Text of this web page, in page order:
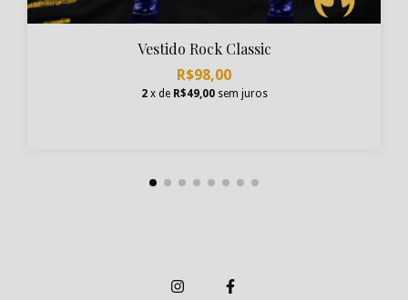
Vestido Rock Classic
R$98,00
2 x de R$49,00 sem juros